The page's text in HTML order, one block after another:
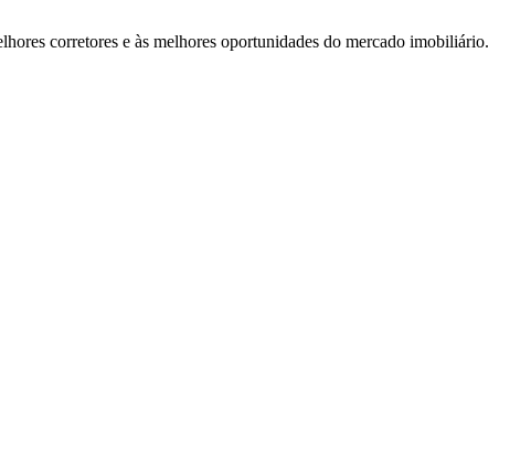
corretores e às melhores oportunidades do mercado imobiliário.